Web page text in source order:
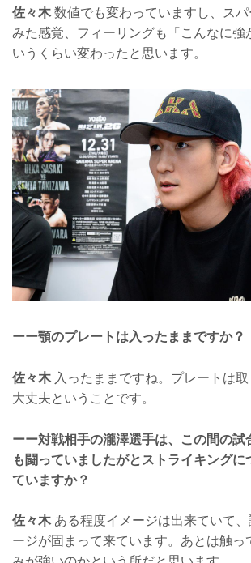
佐々木 数値でも変わっていますし、ス
みた感覚、フィーリングも「こんなに強
いうくらい変わったと思います。
ーー顎のプレートは入ったままですか？
佐々木 入ったままですね。プレートは
大丈夫ということです。
ーー対戦相手の瀧澤選手は、この間の試
も闘っていましたがとストライキングに
ていますか？
佐々木 ある程度イメージは出来ていて
ージが固まって来ています。あとは触っ